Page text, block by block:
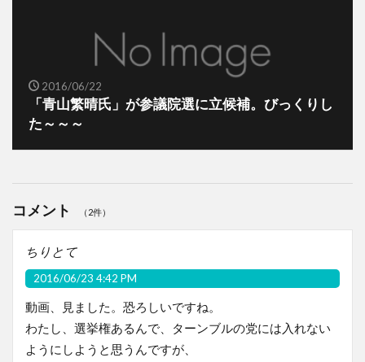
2016/06/22
「青山繁晴氏」が参議院選に立候補。びっくりし
た～～～
コメント （2件）
ちりとて
2016/06/23 4:42 PM
動画、見ました。恐ろしいですね。
わたし、選挙権あるんで、ターンブルの党には入れない
ようにしようと思うんですが、